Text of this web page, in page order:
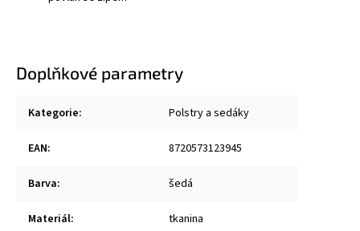
Doplňkové parametry
Kategorie: Polstry a sedáky
EAN: 8720573123945
Barva: šedá
Materiál: tkanina